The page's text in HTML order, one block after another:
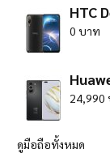
HTC
0 บาท
24,990
ดูมือถือทั้งหมด